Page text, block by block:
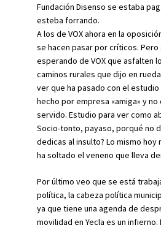
Fundación Disenso se estaba
esteba forrando.
A los de VOX ahora en la
se hacen pasar por críticos.
esperando de VOX que asfalten
caminos rurales que dijo en
ver que ha pasado con el
hecho por empresa «amiga» y
servido. Estudio para ver como
Socio-tonto, payaso, porqué no
dedicas al insulto? Lo mismo hoy
ha soltado el veneno que lleva
Por último veo que se está
política, la cabeza política
ya que tiene una agenda de
movilidad en Yecla es un